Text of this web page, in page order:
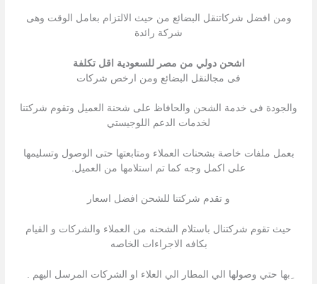
ومن افضل شركاتنقل البضائع من حيث الالتزام بعامل الوقت وهى
شركة رائدة
اشحن دولي من مصر للسعودية اقل تكلفة
فى مجالنقل البضائع ومن ارخص شركات
والجودة فى خدمة الشحن والحافاظ على شحنة العميل وتقوم شركتنا
لخدمات الدعم اللوجيستي
بعمل ملفات خاصة بشحنات العملاء ومتابعتها حتى الوصول وتسليمها
على اكمل وجه كما تم استلامها من العميل.
و تقدم شركتنا للشحن افضل اسعار
حيث تقوم شركتنال باستلام الشحنه من العملاء والشركات و القيام
بكافه الاجراءات الخاصه
ِبها حتي وصولها الي المطار الي العلاء او الشركات المرسل اليهم .